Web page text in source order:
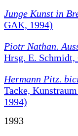
Junge Kunst in
GAK, 1994)
Piotr Nathan.
Hrsg. E.
Hermann Pitz.
Tacke,
1994)
1993